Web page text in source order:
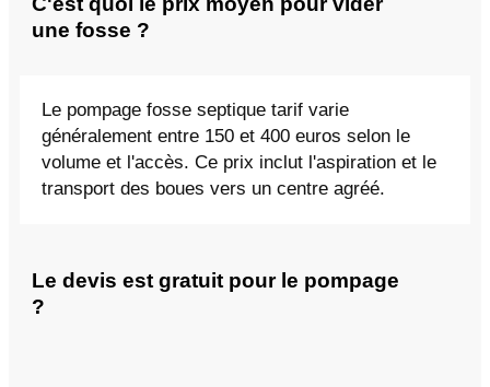
une fosse ?
Le pompage fosse septique tarif varie
généralement entre 150 et 400 euros selon le
volume et l'accès. Ce prix inclut l'aspiration et le
transport des boues vers un centre agréé.
Le devis est gratuit pour le pompage
?